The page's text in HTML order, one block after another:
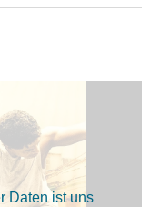
Daten ist uns